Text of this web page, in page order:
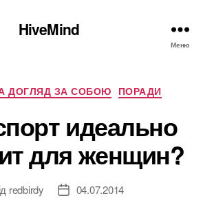
HiveMind
Меню
Категорії
ДОГЛЯД ЗА СОБОЮ ПОРАДИ
идеально
для женщин?
redbirdy
Дата04.07.2014